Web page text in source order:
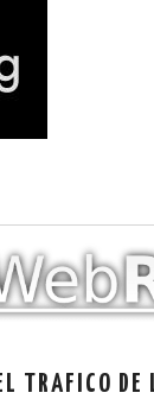
DEL
)
TRAFICO DE